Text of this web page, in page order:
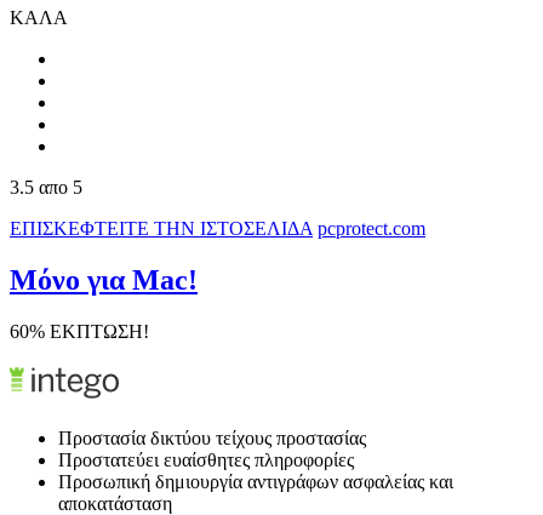
ΚΑΛΑ
3.5 απο 5
ΕΠΙΣΚΕΦΤΕΙΤΕ ΤΗΝ ΙΣΤΟΣΕΛΙΔΑ pcprotect.com
Μόνο για Mac!
60% ΕΚΠΤΩΣΗ!
Προστασία δικτύου τείχους προστασίας
Προστατεύει ευαίσθητες πληροφορίες
Προσωπική δημιουργία αντιγράφων ασφαλείας και
αποκατάσταση